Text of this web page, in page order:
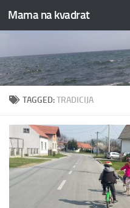
Skip to content
Mama na kvadrat
TAGGED:TRADICIJA